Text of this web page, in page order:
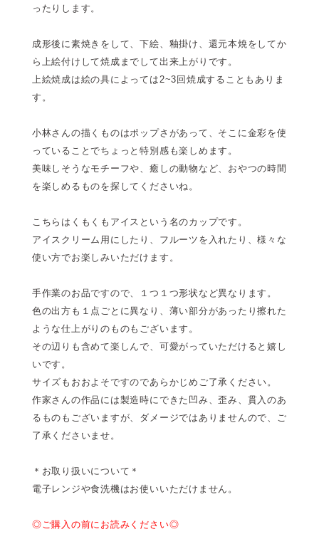
ったりします。
成形後に素焼きをして、下絵、釉掛け、還元本焼をしてか
ら上絵付けして焼成までして出来上がりです。
上絵焼成は絵の具によっては2~3回焼成することもありま
す。
小林さんの描くものはポップさがあって、そこに金彩を使
っていることでちょっと特別感も楽しめます。
美味しそうなモチーフや、癒しの動物など、おやつの時間
を楽しめるものを探してくださいね。
こちらはくもくもアイスという名のカップです。
アイスクリーム用にしたり、フルーツを入れたり、様々な
使い方でお楽しみいただけます。
手作業のお品ですので、１つ１つ形状など異なります。
色の出方も１点ごとに異なり、薄い部分があったり擦れた
ような仕上がりのものもございます。
その辺りも含めて楽しんで、可愛がっていただけると嬉し
いです。
サイズもおおよそですのであらかじめご了承ください。
作家さんの作品には製造時にできた凹み、歪み、貫入のあ
るものもございますが、ダメージではありませんので、ご
了承くださいませ。
＊お取り扱いについて＊
電子レンジや食洗機はお使いいただけません。
◎ご購入の前にお読みください◎